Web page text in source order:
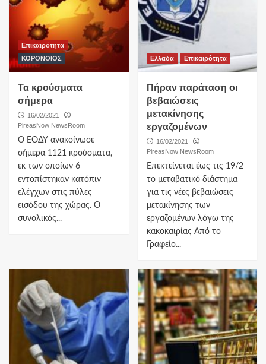
Επικαιρότητα
ΚΟΡΟΝΟΪΟΣ
Τα κρούσματα
σήμερα
16/02/2021
PireasNow NewsRoom
Ο ΕΟΔΥ ανακοίνωσε
σήμερα 1121 κρούσματα,
εκ των οποίων 6
εντοπίστηκαν κατόπιν
ελέγχων στις πύλες
εισόδου της χώρας. Ο
συνολικός...
Ελλαδα Επικαιρότητα
Πήραν παράταση οι
βεβαιώσεις
μετακίνησης
εργαζομένων
16/02/2021
PireasNow NewsRoom
Επεκτείνεται έως τις 19/2
το μεταβατικό διάστημα
για τις νέες βεβαιώσεις
μετακίνησης των
εργαζομένων λόγω της
κακοκαιρίας Από το
Γραφείο...